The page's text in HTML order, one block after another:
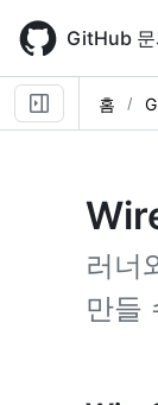
main
content
GitHub 문
홈
러너
만들